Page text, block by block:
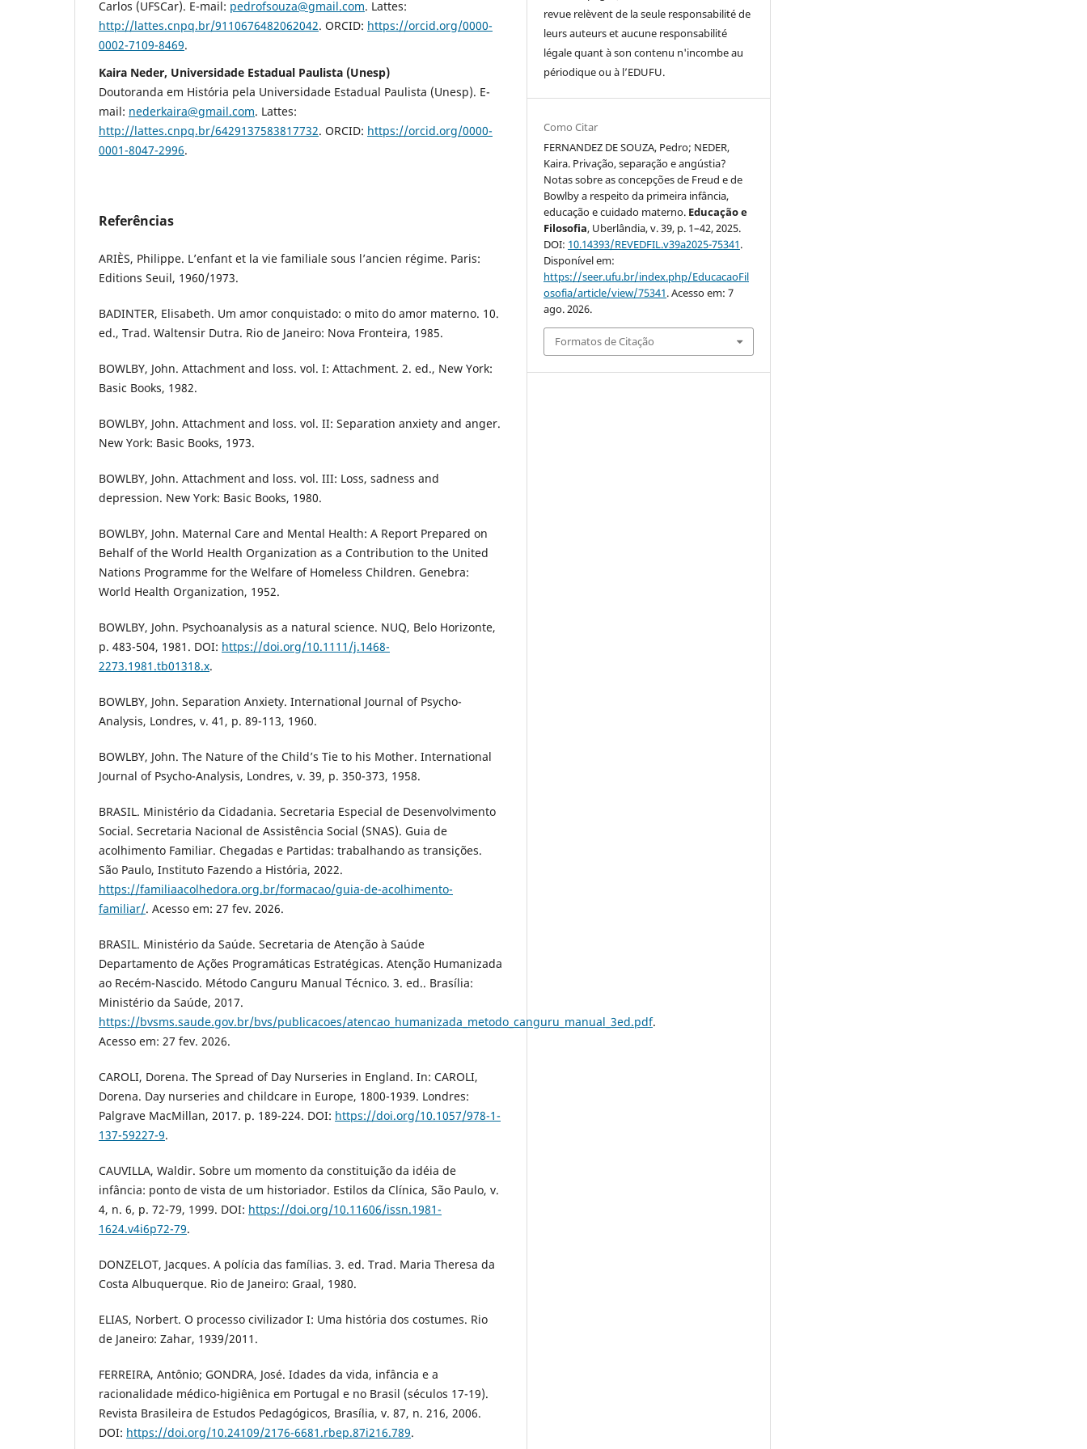
Carlos (UFSCar). E-mail: pedrofsouza@gmail.com. Lattes:
http://lattes.cnpq.br/9110676482062042. ORCID: https://orcid.org/0000-
0002-7109-8469.
Kaira Neder, Universidade Estadual Paulista (Unesp)
Doutoranda em História pela Universidade Estadual Paulista (Unesp). E-
mail: nederkaira@gmail.com. Lattes:
http://lattes.cnpq.br/6429137583817732. ORCID: https://orcid.org/0000-
0001-8047-2996.
Referências
ARIÈS, Philippe. L’enfant et la vie familiale sous l’ancien régime. Paris:
Editions Seuil, 1960/1973.
BADINTER, Elisabeth. Um amor conquistado: o mito do amor materno. 10.
ed., Trad. Waltensir Dutra. Rio de Janeiro: Nova Fronteira, 1985.
BOWLBY, John. Attachment and loss. vol. I: Attachment. 2. ed., New York:
Basic Books, 1982.
BOWLBY, John. Attachment and loss. vol. II: Separation anxiety and anger.
New York: Basic Books, 1973.
BOWLBY, John. Attachment and loss. vol. III: Loss, sadness and
depression. New York: Basic Books, 1980.
BOWLBY, John. Maternal Care and Mental Health: A Report Prepared on
Behalf of the World Health Organization as a Contribution to the United
Nations Programme for the Welfare of Homeless Children. Genebra:
World Health Organization, 1952.
BOWLBY, John. Psychoanalysis as a natural science. NUQ, Belo Horizonte,
p. 483-504, 1981. DOI: https://doi.org/10.1111/j.1468-
2273.1981.tb01318.x.
BOWLBY, John. Separation Anxiety. International Journal of Psycho-
Analysis, Londres, v. 41, p. 89-113, 1960.
BOWLBY, John. The Nature of the Child’s Tie to his Mother. International
Journal of Psycho-Analysis, Londres, v. 39, p. 350-373, 1958.
BRASIL. Ministério da Cidadania. Secretaria Especial de Desenvolvimento
Social. Secretaria Nacional de Assistência Social (SNAS). Guia de
acolhimento Familiar. Chegadas e Partidas: trabalhando as transições.
São Paulo, Instituto Fazendo a História, 2022.
https://familiaacolhedora.org.br/formacao/guia-de-acolhimento-
familiar/. Acesso em: 27 fev. 2026.
BRASIL. Ministério da Saúde. Secretaria de Atenção à Saúde
Departamento de Ações Programáticas Estratégicas. Atenção Humanizada
ao Recém-Nascido. Método Canguru Manual Técnico. 3. ed.. Brasília:
Ministério da Saúde, 2017.
https://bvsms.saude.gov.br/bvs/publicacoes/atencao_humanizada_metodo_canguru_manual_3ed.pdf.
Acesso em: 27 fev. 2026.
CAROLI, Dorena. The Spread of Day Nurseries in England. In: CAROLI,
Dorena. Day nurseries and childcare in Europe, 1800-1939. Londres:
Palgrave MacMillan, 2017. p. 189-224. DOI: https://doi.org/10.1057/978-1-
137-59227-9.
CAUVILLA, Waldir. Sobre um momento da constituição da idéia de
infância: ponto de vista de um historiador. Estilos da Clínica, São Paulo, v.
4, n. 6, p. 72-79, 1999. DOI: https://doi.org/10.11606/issn.1981-
1624.v4i6p72-79.
DONZELOT, Jacques. A polícia das famílias. 3. ed. Trad. Maria Theresa da
Costa Albuquerque. Rio de Janeiro: Graal, 1980.
ELIAS, Norbert. O processo civilizador I: Uma história dos costumes. Rio
de Janeiro: Zahar, 1939/2011.
FERREIRA, Antônio; GONDRA, José. Idades da vida, infância e a
racionalidade médico-higiênica em Portugal e no Brasil (séculos 17-19).
Revista Brasileira de Estudos Pedagógicos, Brasília, v. 87, n. 216, 2006.
DOI: https://doi.org/10.24109/2176-6681.rbep.87i216.789.
revue relèvent de la seule responsabilité de
leurs auteurs et aucune responsabilité
légale quant à son contenu n'incombe au
périodique ou à l’EDUFU.
Como Citar
FERNANDEZ DE SOUZA, Pedro; NEDER,
Kaira. Privação, separação e angústia?
Notas sobre as concepções de Freud e de
Bowlby a respeito da primeira infância,
educação e cuidado materno. Educação e
Filosofia, Uberlândia, v. 39, p. 1–42, 2025.
DOI: 10.14393/REVEDFIL.v39a2025-75341.
Disponível em:
https://seer.ufu.br/index.php/EducacaoFil
osofia/article/view/75341. Acesso em: 7
ago. 2026.
Formatos de Citação